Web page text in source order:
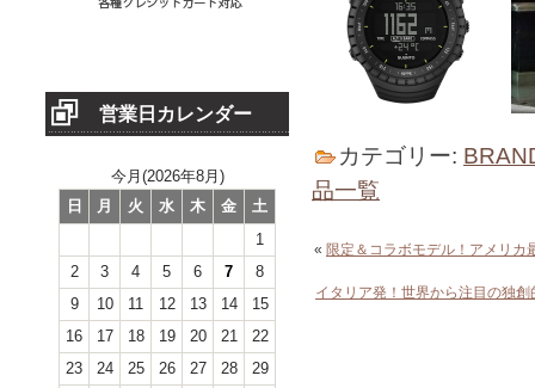
営業日カレンダー
今月(2026年8月)
日
月 火 水 木 金
土
1
2
3 4 5 6 7
8
9
10 11 12 13 14
15
16
17 18 19 20 21
22
23
24 25 26 27 28
29
カテゴリー:
品一覧
« 限定＆コラボモデル！アメリカ
イタリア発！世界から注目の独